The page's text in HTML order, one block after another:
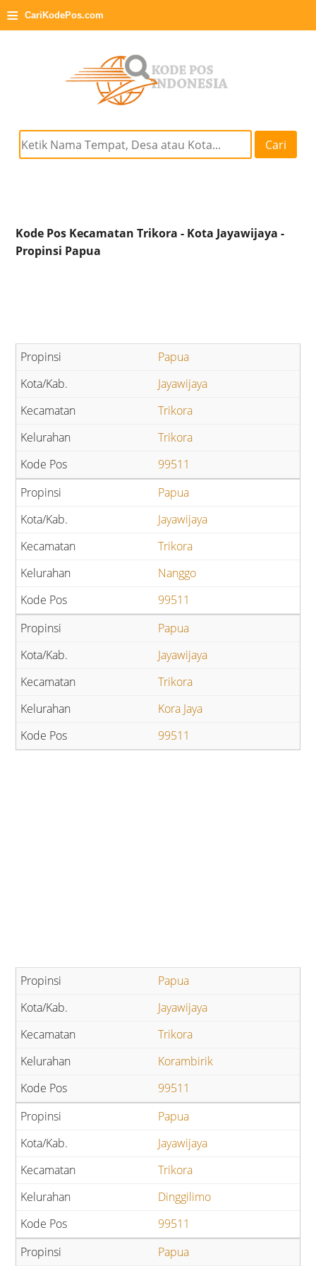
≡ CariKodePos.com
Cari
Kode Pos Kecamatan Trikora - Kota Jayawijaya -
Propinsi Papua
Papua
Jayawijaya
Trikora
Trikora
99511
Papua
Jayawijaya
Trikora
Nanggo
99511
Papua
Jayawijaya
Trikora
Kora Jaya
99511
Papua
Jayawijaya
Trikora
Korambirik
99511
Papua
Jayawijaya
Trikora
Dinggilimo
99511
Papua